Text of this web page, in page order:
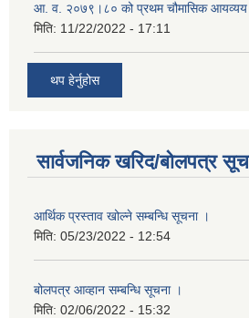
आ. व. २०७९।८० को प्रथम चौमासिक आयव्यय
मिति: 11/22/2022 - 17:11
थप हेर्नुहोस
सार्वजनिक खरिद/बोलपत्र
आर्थिक प्रस्ताव खोल्ने सम्बन्धि सूचना ।
मिति: 05/23/2022 - 12:54
बोलपत्र आव्हान सम्बन्धि सूचना ।
मिति: 02/06/2022 - 15:32